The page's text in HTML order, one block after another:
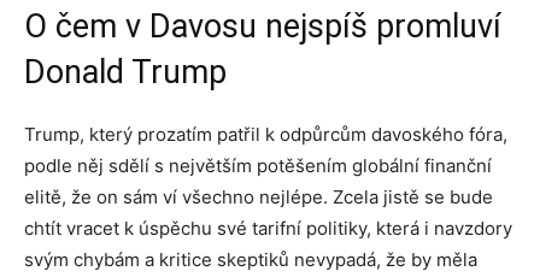
O čem v Davosu nejspíš promluví
Donald Trump
Trump, který prozatím patřil k odpůrcům davoského fóra,
podle něj sdělí s největším potěšením globální finanční
elitě, že on sám ví všechno nejlépe. Zcela jistě se bude
chtít vracet k úspěchu své tarifní politiky, která i navzdory
svým chybám a kritice skeptiků nevypadá, že by měla